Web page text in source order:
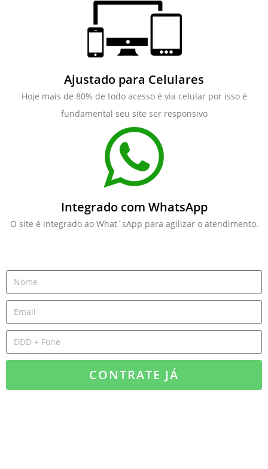
Ajustado para Celulares
Hoje mais de 80% de todo acesso é via celular por isso é
fundamental seu site ser responsivo
Integrado com WhatsApp
O site é integrado ao What´sApp para agilizar o atendimento.
CONTRATE JÁ